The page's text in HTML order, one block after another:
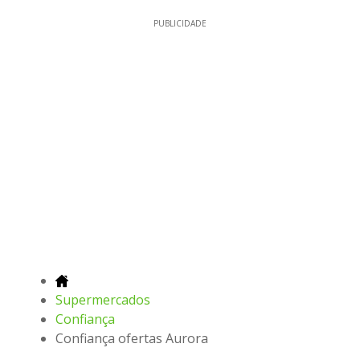
PUBLICIDADE
Supermercados
Confiança
Confiança ofertas Aurora